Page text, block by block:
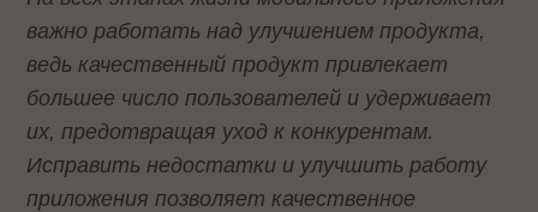
важно работать над улучшением продукта,
ведь качественный продукт привлекает
большее число пользователей и удерживает
их, предотвращая уход к конкурентам.
Исправить недостатки и улучшить работу
приложения позволяет качественное